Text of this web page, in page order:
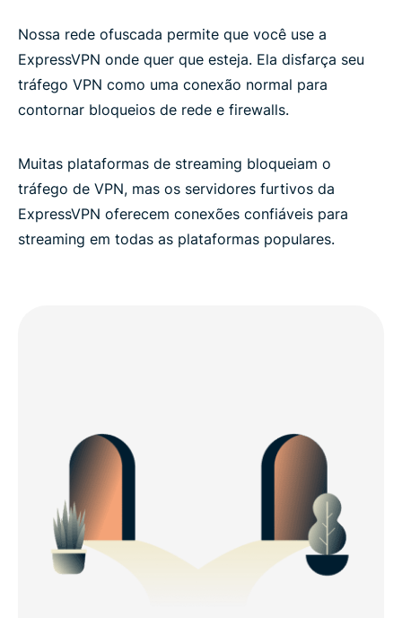
Nossa rede ofuscada permite que você use a
ExpressVPN onde quer que esteja. Ela disfarça seu
tráfego VPN como uma conexão normal para
contornar bloqueios de rede e firewalls.
Muitas plataformas de streaming bloqueiam o
tráfego de VPN, mas os servidores furtivos da
ExpressVPN oferecem conexões confiáveis ​​para
streaming em todas as plataformas populares.